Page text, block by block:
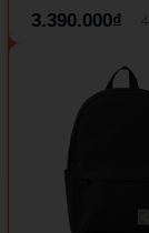
3.390.000₫